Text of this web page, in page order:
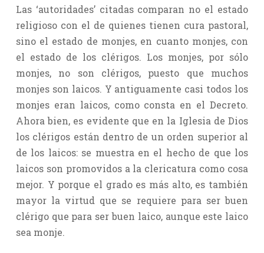
Las ‘autoridades’ citadas comparan no el estado
religioso con el de quienes tienen cura pastoral,
sino el estado de monjes, en cuanto monjes, con
el estado de los clérigos. Los monjes, por sólo
monjes, no son clérigos, puesto que muchos
monjes son laicos. Y antiguamente casi todos los
monjes eran laicos, como consta en el Decreto.
Ahora bien, es evidente que en la Iglesia de Dios
los clérigos están dentro de un orden superior al
de los laicos: se muestra en el hecho de que los
laicos son promovidos a la clericatura como cosa
mejor. Y porque el grado es más alto, es también
mayor la virtud que se requiere para ser buen
clérigo que para ser buen laico, aunque este laico
sea monje.